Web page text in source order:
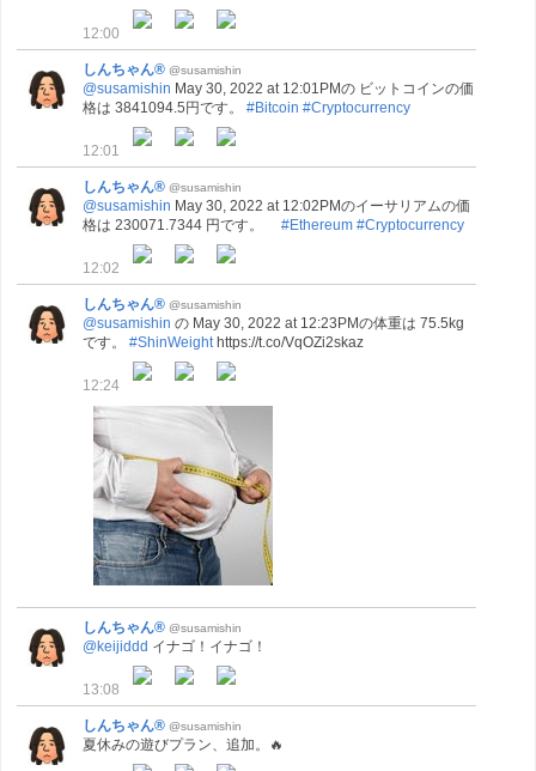
12:00
しんちゃん® @susamishin
@susamishin May 30, 2022 at 12:01PMの ビットコインの価
格は 3841094.5円です。 #Bitcoin #Cryptocurrency
12:01
しんちゃん® @susamishin
@susamishin May 30, 2022 at 12:02PMのイーサリアムの価
格は 230071.7344 円です。 #Ethereum #Cryptocurrency
12:02
しんちゃん® @susamishin
@susamishin の May 30, 2022 at 12:23PMの体重は 75.5kg
です。 #ShinWeighthttps://t.co/VqOZi2skaz
12:24
しんちゃん® @susamishin
@keijiddd イナゴ！イナゴ！
13:08
しんちゃん® @susamishin
夏休みの遊びプラン、追加。🔥